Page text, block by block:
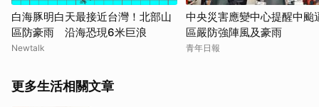
白海豚明白天最接近台灣！北部山
區防豪雨 沿海恐現6米巨浪
Newtalk
中央災害應變中心提醒中颱
區嚴防強陣風及豪雨
青年日報
更多生活相關文章